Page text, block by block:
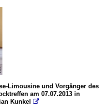
Limousine und Vorgänger des
am 07.07.2013 in
Kunkel
